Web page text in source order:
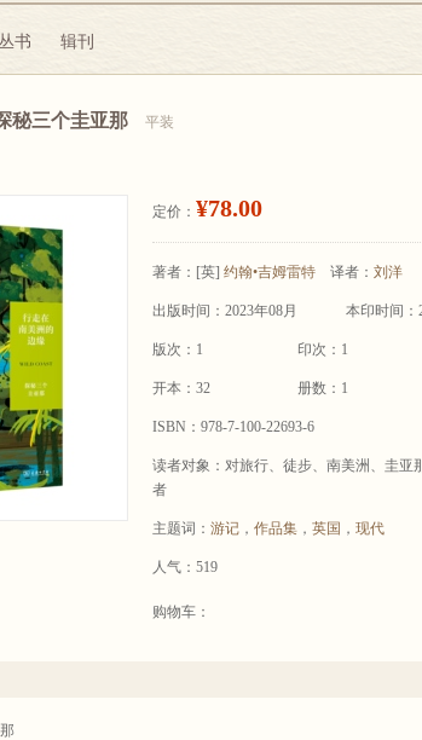
丛书 辑刊
秘三个圭亚那
平装
定价： ¥78.00
著者： [英] 约翰•吉姆雷特 译者： 刘洋
出版时间：2023年08月 本印时间：
版次：1 印次：1
开本：32 册数：1
ISBN：978-7-100-22693-6
读者对象：对旅行、徒步、南美洲、圭亚
者
主题词： 游记 ， 作品集 ， 英国 ， 现代
人气：519
购物车：